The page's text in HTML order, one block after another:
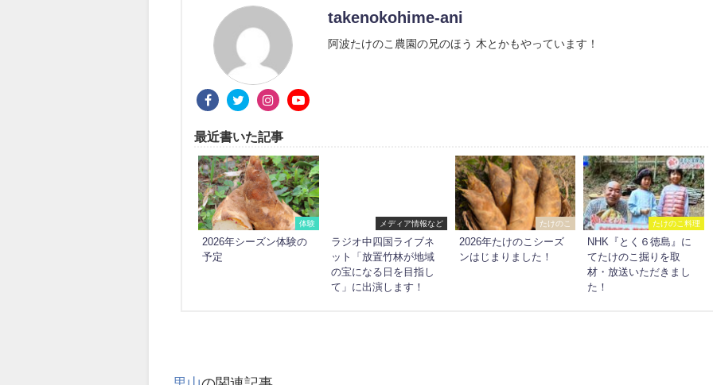
takenokohime-ani
阿波たけのこ農園の兄のほう 木とかもやっています！
最近書いた記事
体験
2026年シーズン体験の
予定
メディア情報など
ラジオ中四国ライブネ
ット「放置竹林が地域
の宝になる日を目指し
て」に出演します！
たけのこ
2026年たけのこシーズ
ンはじまりました！
たけのこ料理
NHK『とく６徳島』に
てたけのこ掘りを取
材・放送いただきまし
た！